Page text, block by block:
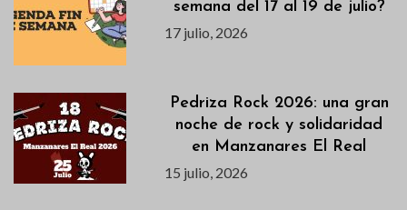
semana del 17 al 19 de julio?
17 julio, 2026
Pedriza Rock 2026: una gran
noche de rock y solidaridad
en Manzanares El Real
15 julio, 2026